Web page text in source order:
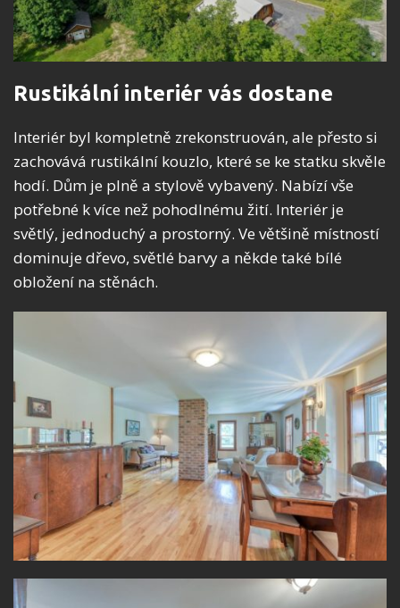
Rustikální interiér vás dostane
Interiér byl kompletně zrekonstruován, ale přesto si
zachovává rustikální kouzlo, které se ke statku skvěle
hodí. Dům je plně a stylově vybavený. Nabízí vše
potřebné k více než pohodlnému žití. Interiér je
světlý, jednoduchý a prostorný. Ve většině místností
dominuje dřevo, světlé barvy a někde také bílé
obložení na stěnách.